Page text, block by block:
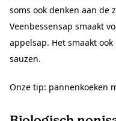
soms ook denken aan de
Veenbessensap smaakt
appelsap. Het smaakt
sauzen.
Onze tip: pannenkoeken